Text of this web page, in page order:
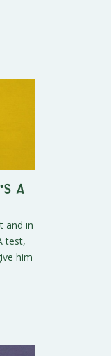
a
and in
test,
him